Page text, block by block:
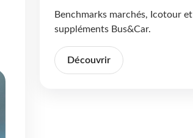
Benchmarks marchés, Icotour et
suppléments Bus&Car.
Découvrir